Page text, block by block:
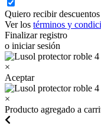
Quiero recibir
Ver los términos y
Finalizar registro
o iniciar sesión
×
Aceptar
×
Producto agregado a